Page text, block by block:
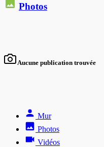
Photos
Aucune publication trouvée
Mur
Photos
Vidéos